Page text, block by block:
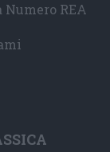
REA